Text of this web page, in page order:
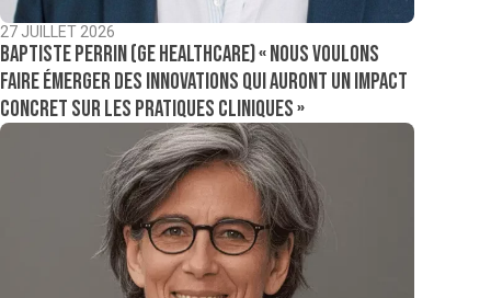
27 JUILLET 2026
Baptiste Perrin (GE Healthcare) « Nous voulons
faire émerger des innovations qui auront un impact
concret sur les pratiques cliniques »